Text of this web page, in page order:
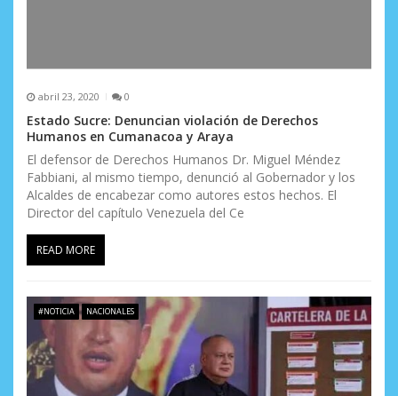
abril 23, 2020 0
Estado Sucre: Denuncian violación de Derechos
Humanos en Cumanacoa y Araya
El defensor de Derechos Humanos Dr. Miguel Méndez
Fabbiani, al mismo tiempo, denunció al Gobernador y los
Alcaldes de encabezar como autores estos hechos. El
Director del capítulo Venezuela del Ce
READ MORE
#NOTICIA NACIONALES